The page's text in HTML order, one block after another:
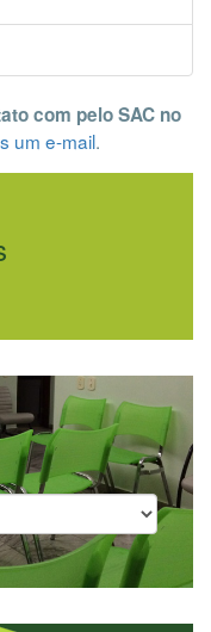
com pelo SAC no
um e-mail.